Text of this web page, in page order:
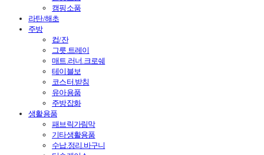
캠핑소품
라탄/해초
주방
컵/잔
그릇.트레이
매트.러너.크로쉐
테이블보
코스터.받침
유아용품
주방잡화
생활용품
패브릭가림막
기타생활용품
수납.정리.바구니